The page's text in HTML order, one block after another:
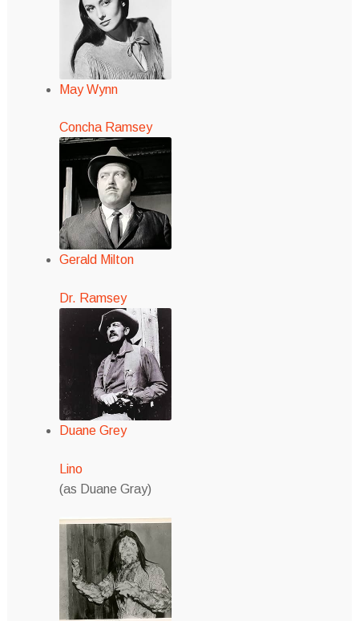
May Wynn
Concha Ramsey
Gerald Milton
Dr. Ramsey
Duane Grey
Lino
(as Duane Gray)